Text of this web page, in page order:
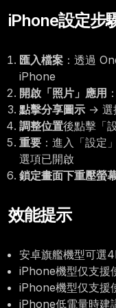
iPhone設定步
匯入檔案 ：透過
iPhone
開啟「照片」應用
點擊分享圖示 → 選
調整位置後點擊「
重要 ：進入「設定
選項已開啟
鎖定畫面下重壓螢
效能提示
安卓旗艦機型可選
iPhone機型仅支援
iPhone機型仅支援
iPhone低電量時建